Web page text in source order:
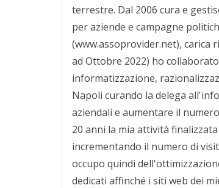
terrestre. Dal 2006 cura e
per aziende e campagne
(www.assoprovider.net), carica
ad Ottobre 2022) ho
informatizzazione,
Napoli curando la delega
aziendali e aumentare il
20 anni la mia attività
incrementando il numero di
occupo quindi
dedicati affinché i siti web dei